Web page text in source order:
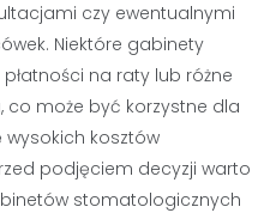
czy ewentualnymi
Niektóre gabinety
na raty lub różne
może być korzystne dla
kosztów
podjęciem decyzji warto
stomatologicznych